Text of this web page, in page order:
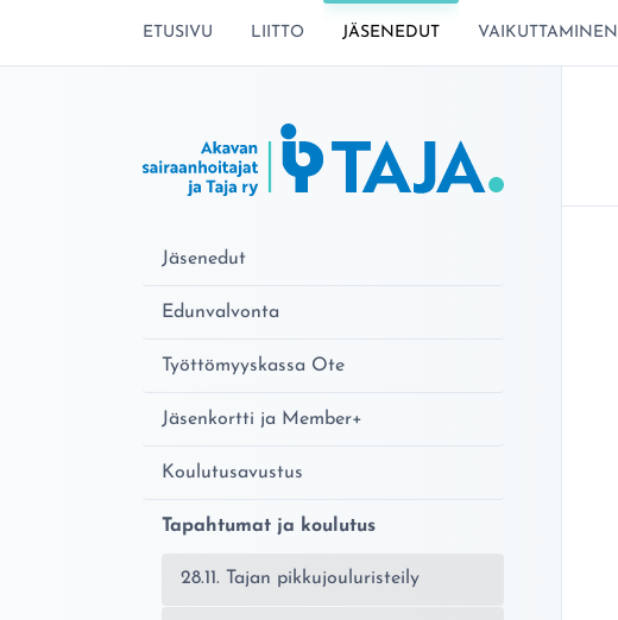
SIIRRY SIVUN SISÄLTÖÖN
ETUSIVU LIITTO JÄSENEDUT VAIKUTTAMINEN
Jäsenedut
Edunvalvonta
Työttömyyskassa Ote
Jäsenkortti ja Member+
Koulutusavustus
Tapahtumat ja koulutus
28.11. Tajan pikkujouluristeily